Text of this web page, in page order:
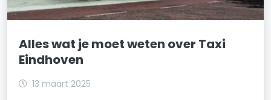
Alles wat je moet weten over Taxi
Eindhoven
13 maart 2025